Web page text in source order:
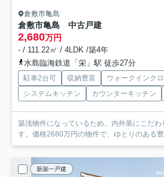
倉敷市亀島
倉敷市亀島 中古戸建
2,680万円
- / 111.22㎡ / 4LDK /築4年
水島臨海鉄道「栄」駅 徒歩27分
駐車2台可 収納豊富
ウォークインク
システムキッチン
カウンターキッチン
築浅物件になっているため、内外装にこだ
す。価格2680万円の物件で、ゆとりのある
新築一戸建